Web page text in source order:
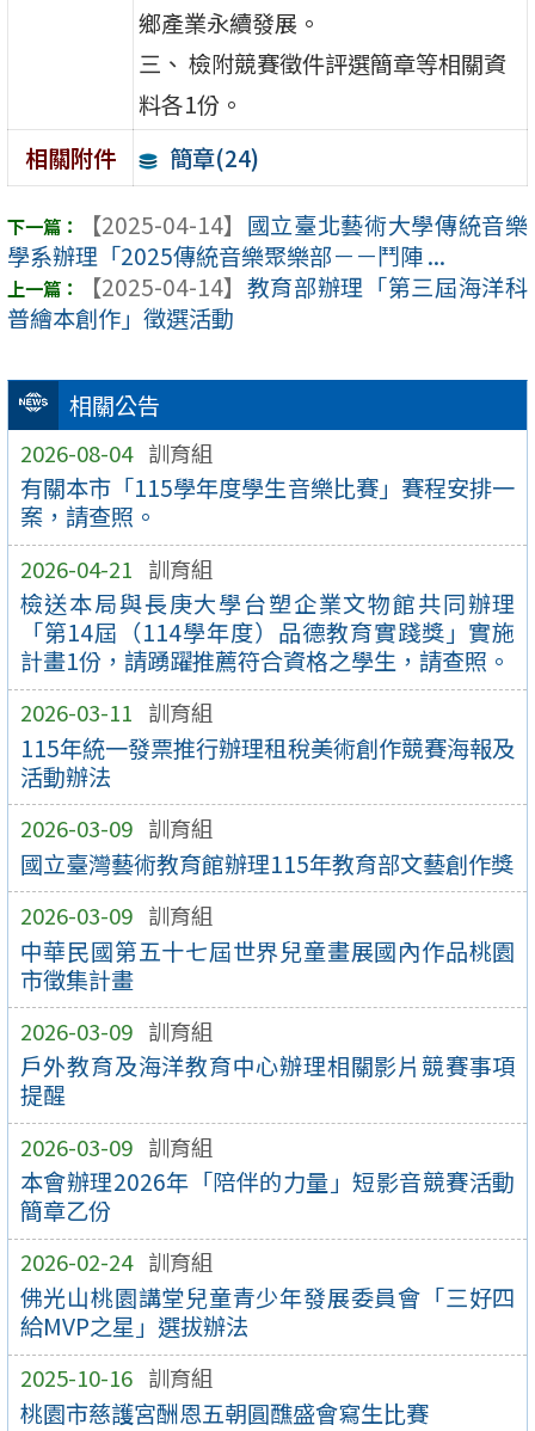
相關公告
2026-08-04 訓育組
有關本市「115學年度學生音樂比賽」賽程安排一
案，請查照。
2026-04-21 訓育組
檢送本局與長庚大學台塑企業文物館共同辦理
「第14屆（114學年度）品德教育實踐獎」實施
計畫1份，請踴躍推薦符合資格之學生，請查照。
2026-03-11 訓育組
115年統一發票推行辦理租稅美術創作競賽海報及
活動辦法
2026-03-09 訓育組
國立臺灣藝術教育館辦理115年教育部文藝創作獎
2026-03-09 訓育組
中華民國第五十七屆世界兒童畫展國內作品桃園
市徵集計畫
2026-03-09 訓育組
戶外教育及海洋教育中心辦理相關影片競賽事項
提醒
2026-03-09 訓育組
本會辦理2026年「陪伴的力量」短影音競賽活動
簡章乙份
2026-02-24 訓育組
佛光山桃園講堂兒童青少年發展委員會「三好四
給MVP之星」選拔辦法
2025-10-16 訓育組
桃園市慈護宮酬恩五朝圓醮盛會寫生比賽
鄉產業永續發展。
三、 檢附競賽徵件評選簡章等相關資
料各1份。
相關附件
簡章(24)
【2025-04-14】 國立臺北藝術大學傳統音樂
學系辦理「2025傳統音樂聚樂部－－鬥陣 ...
【2025-04-14】 教育部辦理「第三屆海洋科
普繪本創作」徵選活動